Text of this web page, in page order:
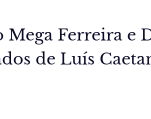
Ferreira e
de Luís